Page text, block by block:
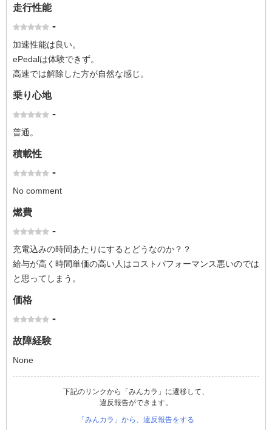
走行性能
-
加速性能は良い。
ePedalは体験できず。
高速では解除した方が自然な感じ。
乗り心地
-
普通。
積載性
-
No comment
燃費
-
充電込みの時間あたりにするとどうなのか？？
給与が高く時間単価の高い人はコストパフォーマンス悪いのでは
と思ってしまう。
価格
-
故障経験
None
下記のリンクから「みんカラ」に遷移して、
違反報告ができます。
「みんカラ」から、違反報告をする